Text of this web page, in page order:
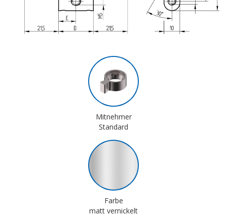
Mitnehmer
Standard
Farbe
matt vernickelt